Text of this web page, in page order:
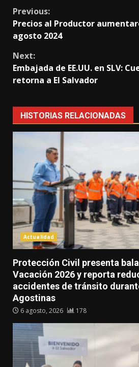
Continue
Reading
Previous:
Precios al Productor
agosto 2024
Next:
Embajada de EE.UU. en SLV:
retorna a El Salvador
HISTORIAS RELACIONADAS
Actualidad
Protección Civil presenta
Vacación 2026 y reporta
accidentes de tránsito
Agostinas
6 agosto, 2026 178